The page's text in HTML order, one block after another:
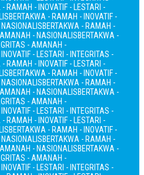
- RAMAH - INOVATIF - LESTARI -
BERTAKWA - RAMAH - INOVATIF -
BERTAKWA - RAMAH -
AMANAH - NASIONALISBERTAKWA -
- AMANAH -
- LESTARI - INTEGRITAS -
- RAMAH - INOVATIF - LESTARI -
BERTAKWA - RAMAH - INOVATIF -
BERTAKWA - RAMAH -
AMANAH - NASIONALISBERTAKWA -
- AMANAH -
- LESTARI - INTEGRITAS -
- RAMAH - INOVATIF - LESTARI -
BERTAKWA - RAMAH - INOVATIF -
BERTAKWA - RAMAH -
AMANAH - NASIONALISBERTAKWA -
- AMANAH -
- LESTARI - INTEGRITAS -